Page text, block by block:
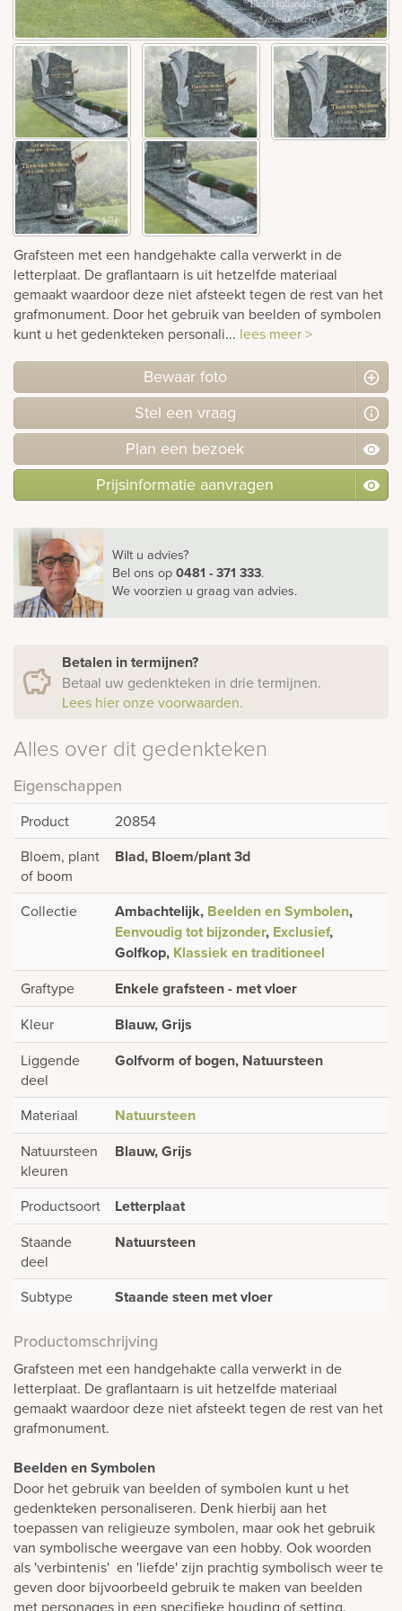
Bekijk
ook:
Grafsteen met een handgehakte calla verwerkt in de
letterplaat. De graflantaarn is uit hetzelfde materiaal
gemaakt waardoor deze niet afsteekt tegen de rest van het
grafmonument. Door het gebruik van beelden of symbolen
kunt u het gedenkteken personali... lees meer >
Bewaar foto
Stel een vraag
Plan een bezoek
Prijsinformatie aanvragen
Wilt u advies?
Bel ons op0481 - 371 333.
We voorzien u graag van advies.
Betalen in termijnen?
Betaal uw gedenkteken in drie termijnen.
Lees hier onze voorwaarden.
Alles over dit gedenkteken
Eigenschappen
Product
20854
Bloem, plant
of boom
Blad, Bloem/plant 3d
Collectie Ambachtelijk, Beelden en Symbolen,
Eenvoudig tot bijzonder, Exclusief,
Golfkop, Klassiek en traditioneel
Graftype Enkele grafsteen - met vloer
Kleur Blauw, Grijs
Liggende
deel
Golfvorm of bogen, Natuursteen
Materiaal Natuursteen
Natuursteen
kleuren
Blauw, Grijs
Productsoort Letterplaat
Staande
deel
Natuursteen
Subtype Staande steen met vloer
Productomschrijving
Grafsteen met een handgehakte calla verwerkt in de
letterplaat. De graflantaarn is uit hetzelfde materiaal
gemaakt waardoor deze niet afsteekt tegen de rest van het
grafmonument.
Beelden en Symbolen
Door het gebruik van beelden of symbolen kunt u het
gedenkteken personaliseren. Denk hierbij aan het
toepassen van religieuze symbolen, maar ook het gebruik
van symbolische weergave van een hobby. Ook woorden
als 'verbintenis' en 'liefde' zijn prachtig symbolisch weer te
geven door bijvoorbeeld gebruik te maken van beelden
met personages in een specifieke houding of setting.